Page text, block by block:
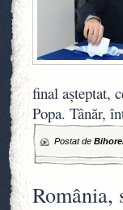
final aşteptat,
Popa. Tânăr,
Postat de